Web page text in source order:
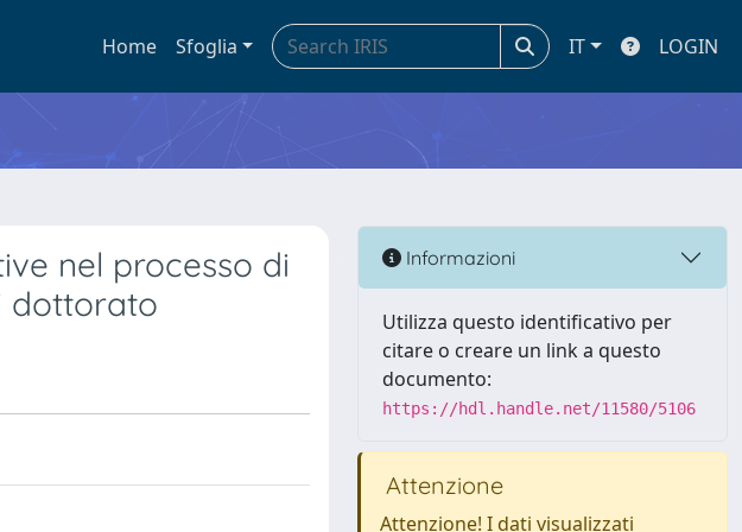
Home Sfoglia IT LOGIN
nel processo di
dottorato
Informazioni
Utilizza questo identificativo per
citare o creare un link a questo
documento:
https://hdl.handle.net/11580/5106
Attenzione
Attenzione! I dati visualizzati